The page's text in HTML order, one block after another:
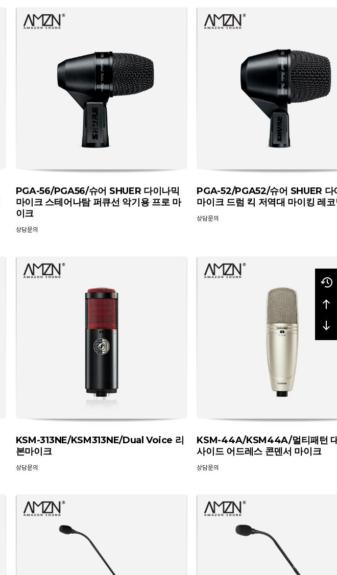
PGA-56/PGA56/슈어 SHUER 다이나믹
마이크 스테어나탐 퍼큐선 악기용 프로 마
이크
상담문의
PGA-52/PGA52/슈어 SHUER 다
마이크 드럼 킥 저역대 마이킹 레
상담문의
KSM-313NE/KSM313NE/Dual Voice 리
본마이크
상담문의
KSM-44A/KSM44A/멀티패턴
사이드 어드레스 콘덴서 마이크
상담문의